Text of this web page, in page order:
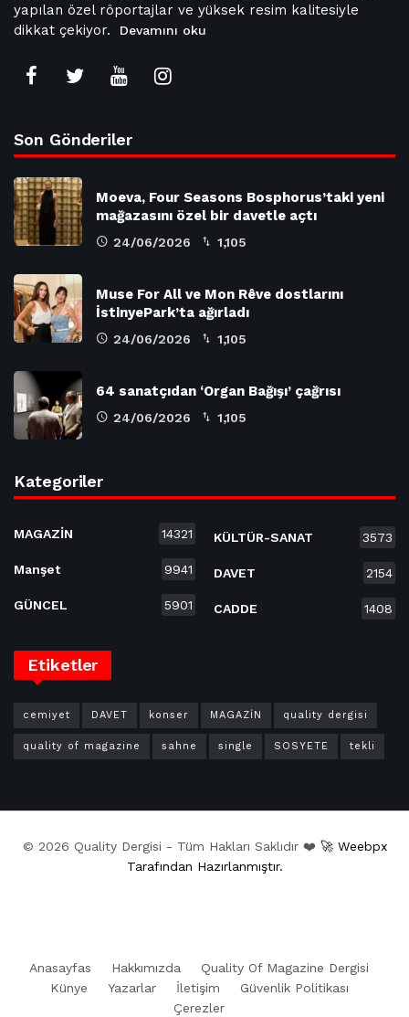
yapılan özel röportajlar ve yüksek resim kalitesiyle
dikkat çekiyor.
Devamını oku
Son Gönderiler
Moeva, Four Seasons Bosphorus’taki yeni
mağazasını özel bir davetle açtı
24/06/2026 1,105
Muse For All ve Mon Rêve dostlarını
İstinyePark’ta ağırladı
24/06/2026 1,105
64 sanatçıdan ‘Organ Bağışı’ çağrısı
24/06/2026 1,105
Kategoriler
MAGAZİN 14321
Manşet 9941
GÜNCEL 5901
KÜLTÜR-SANAT 3573
DAVET 2154
CADDE 1408
Etiketler
cemiyet DAVET konser MAGAZİN quality dergisi
quality of magazine sahne single SOSYETE tekli
© 2026 Quality Dergisi - Tüm Hakları Saklıdır ❤️ 🚀 Weebpx
Tarafından Hazırlanmıştır.
Anasayfas Hakkımızda
Quality Of Magazine Dergisi
Künye
Yazarlar İletişim
Güvenlik Politikası
Çerezler